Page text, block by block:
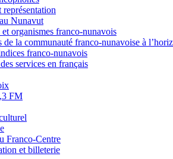
Nunavut
et organismes franco-nunavois
de la communauté franco-nunavoise à
franco-nunavois
services en français
FM
Franco-Centre
et billeterie